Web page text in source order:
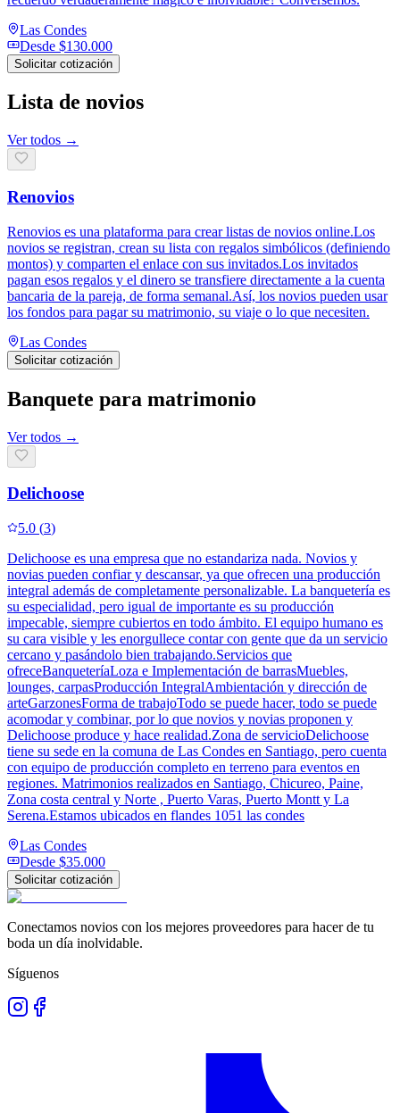
Las Condes
Desde $130.000
Solicitar cotización
Lista de novios
Ver todos →
Renovios
Renovios es una plataforma para crear listas de novios online.Los
novios se registran, crean su lista con regalos simbólicos (definiendo
montos) y comparten el enlace con sus invitados.Los invitados
pagan esos regalos y el dinero se transfiere directamente a la cuenta
bancaria de la pareja, de forma semanal.Así, los novios pueden usar
los fondos para pagar su matrimonio, su viaje o lo que necesiten.
Las Condes
Solicitar cotización
Banquete para matrimonio
Ver todos →
Delichoose
5.0 (3)
Delichoose es una empresa que no estandariza nada. Novios y
novias pueden confiar y descansar, ya que ofrecen una producción
integral además de completamente personalizable. La banquetería es
su especialidad, pero igual de importante es su producción
impecable, siempre cubiertos en todo ámbito. El equipo humano es
su cara visible y les enorgullece contar con gente que da un servicio
cercano y pasándolo bien trabajando.Servicios que
ofreceBanqueteríaLoza e Implementación de barrasMuebles,
lounges, carpasProducción IntegralAmbientación y dirección de
arteGarzonesForma de trabajoTodo se puede hacer, todo se puede
acomodar y combinar, por lo que novios y novias proponen y
Delichoose produce y hace realidad.Zona de servicioDelichoose
tiene su sede en la comuna de Las Condes en Santiago, pero cuenta
con equipo de producción completo en terreno para eventos en
regiones. Matrimonios realizados en Santiago, Chicureo, Paine,
Zona costa central y Norte , Puerto Varas, Puerto Montt y La
Serena.Estamos ubicados en flandes 1051 las condes
Las Condes
Desde $35.000
Solicitar cotización
Conectamos novios con los mejores proveedores para hacer de tu
boda un día inolvidable.
Síguenos